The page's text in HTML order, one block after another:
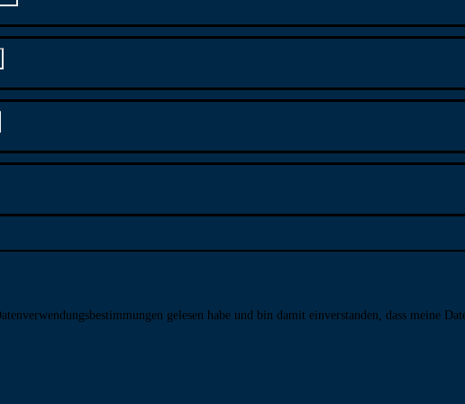
gelesen habe und bin damit ein­ver­standen, dass meine